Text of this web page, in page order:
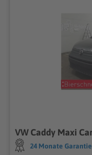
24 Monate Garantie